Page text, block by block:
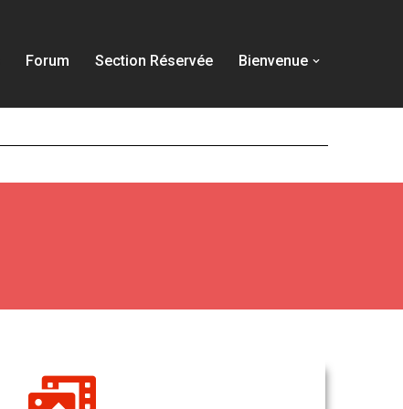
Forum Section Réservée Bienvenue